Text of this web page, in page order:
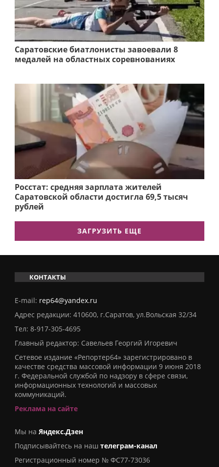
Саратовские биатлонисты завоевали 8
медалей на областных соревнованиях
Росстат: средняя зарплата жителей
Саратовской области достигла 69,5 тысяч
рублей
ЗАГРУЗИТЬ ЕЩЕ
КОНТАКТЫ
E-mail: rep64@yandex.ru
Адрес редакции: 410600, г.Саратов, ул.Вольская 32/34
Тел: 8-917-305-4695
Главный редактор: Савельев Георгий Игоревич
Сетевое издание «Репортер64» зарегистрировано в
качестве средства массовой информации 9 июня 2018
г. Федеральной службой по надзору в сфере связи,
информационных технологий и массовых
коммуникаций.
Реклама на сайте
Мы на Яндекс.Дзен
Подписывайтесь на наш телеграм-канал
Регистрационный номер № ФС77-73036